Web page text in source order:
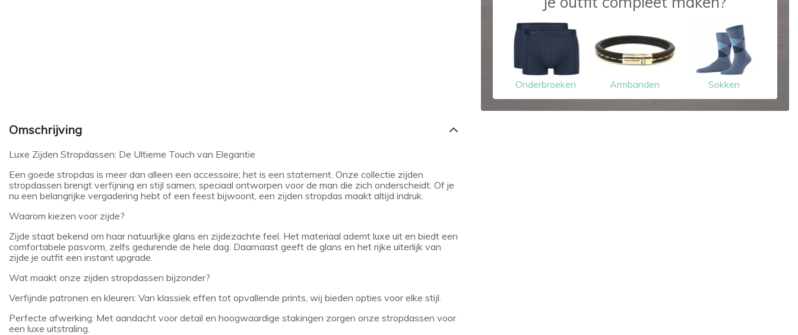
Onderbroeken Armbanden Sokken
Omschrijving
Luxe Zijden Stropdassen: De Ultieme Touch van Elegantie
Een goede stropdas is meer dan alleen een accessoire; het is een statement. Onze collectie zijden
stropdassen brengt verfijning en stijl samen, speciaal ontworpen voor de man die zich onderscheidt. Of je
nu een belangrijke vergadering hebt of een feest bijwoont, een zijden stropdas maakt altijd indruk.
Waarom kiezen voor zijde?
Zijde staat bekend om haar natuurlijke glans en zijdezachte feel. Het materiaal ademt luxe uit en biedt een
comfortabele pasvorm, zelfs gedurende de hele dag. Daarnaast geeft de glans en het rijke uiterlijk van
zijde je outfit een instant upgrade.
Wat maakt onze zijden stropdassen bijzonder?
Verfijnde patronen en kleuren: Van klassiek effen tot opvallende prints, wij bieden opties voor elke stijl.
Perfecte afwerking: Met aandacht voor detail en hoogwaardige stakingen zorgen onze stropdassen voor
een luxe uitstraling.